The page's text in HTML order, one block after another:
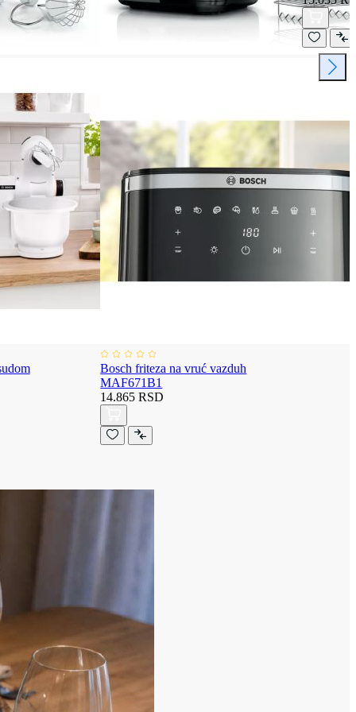
Bosch friteza na vruć vazduh
MAF671B1
14.865 RSD